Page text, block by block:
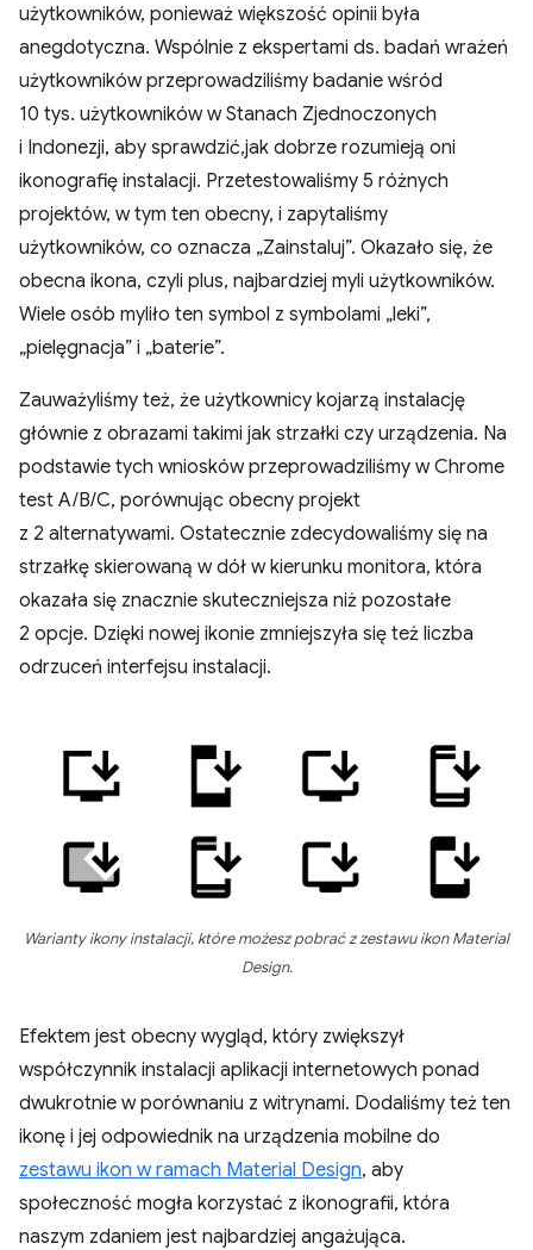
użytkowników, ponieważ większość opinii była
anegdotyczna. Wspólnie z ekspertami ds. badań wrażeń
użytkowników przeprowadziliśmy badanie wśród
10 tys. użytkowników w Stanach Zjednoczonych
i Indonezji, aby sprawdzić,jak dobrze rozumieją oni
ikonografię instalacji. Przetestowaliśmy 5 różnych
projektów, w tym ten obecny, i zapytaliśmy
użytkowników, co oznacza „Zainstaluj”. Okazało się, że
obecna ikona, czyli plus, najbardziej myli użytkowników.
Wiele osób myliło ten symbol z symbolami „leki”,
„pielęgnacja” i „baterie”.
Zauważyliśmy też, że użytkownicy kojarzą instalację
głównie z obrazami takimi jak strzałki czy urządzenia. Na
podstawie tych wniosków przeprowadziliśmy w Chrome
test A/B/C, porównując obecny projekt
z 2 alternatywami. Ostatecznie zdecydowaliśmy się na
strzałkę skierowaną w dół w kierunku monitora, która
okazała się znacznie skuteczniejsza niż pozostałe
2 opcje. Dzięki nowej ikonie zmniejszyła się też liczba
odrzuceń interfejsu instalacji.
Warianty ikony instalacji, które możesz pobrać z zestawu ikon Material
Design.
Efektem jest obecny wygląd, który zwiększył
współczynnik instalacji aplikacji internetowych ponad
dwukrotnie w porównaniu z witrynami. Dodaliśmy też ten
ikonę i jej odpowiednik na urządzenia mobilne do
zestawu ikon w ramach Material Design, aby
społeczność mogła korzystać z ikonografii, która
naszym zdaniem jest najbardziej angażująca.